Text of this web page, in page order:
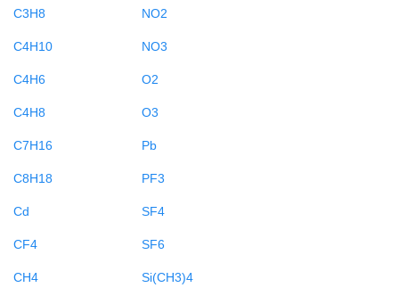
C3H8
C4H10
C4H6
C4H8
C7H16
C8H18
Cd
CF4
CH4
NO2
NO3
O2
O3
Pb
PF3
SF4
SF6
Si(CH3)4